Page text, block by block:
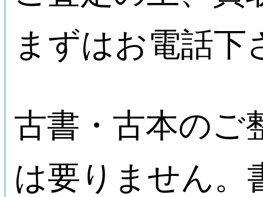
まずはお電話下
古書・古本のご
は要りません。